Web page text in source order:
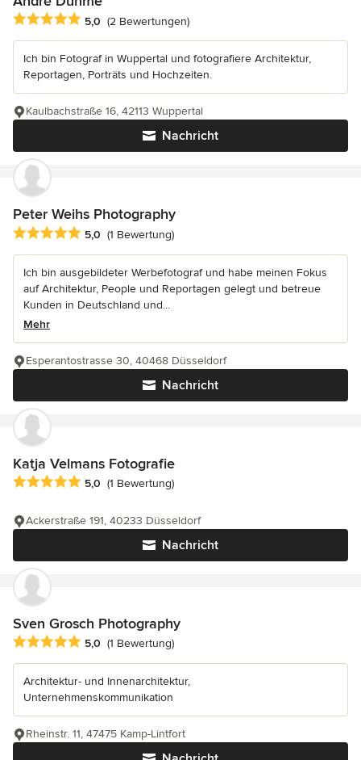
Durchschnittliche Bewertung: 5 von 5 Sternen
5,0 (2 Bewertungen)
Ich bin Fotograf in Wuppertal und fotografiere Architektur,
Reportagen, Porträts und Hochzeiten.
Nachricht
Kaulbachstraße 16, 42113 Wuppertal
Peter Weihs Photography
Durchschnittliche Bewertung: 5 von 5 Sternen
5,0 (1 Bewertung)
Ich bin ausgebildeter Werbefotograf und habe meinen Fokus
auf Architektur, People und Reportagen gelegt und betreue
Kunden in Deutschland und...
Mehr
Nachricht
Esperantostrasse 30, 40468 Düsseldorf
Katja Velmans Fotografie
Durchschnittliche Bewertung: 5 von 5 Sternen
5,0 (1 Bewertung)
Nachricht
Ackerstraße 191, 40233 Düsseldorf
Sven Grosch Photography
Durchschnittliche Bewertung: 5 von 5 Sternen
5,0 (1 Bewertung)
Architektur- und Innenarchitektur,
Unternehmenskommunikation
Rheinstr. 11, 47475 Kamp-Lintfort